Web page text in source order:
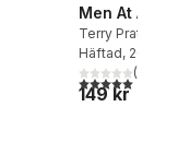
Men At Arms
Terry Pratchett
Häftad, 2013
5,0utav 5(
149 kr